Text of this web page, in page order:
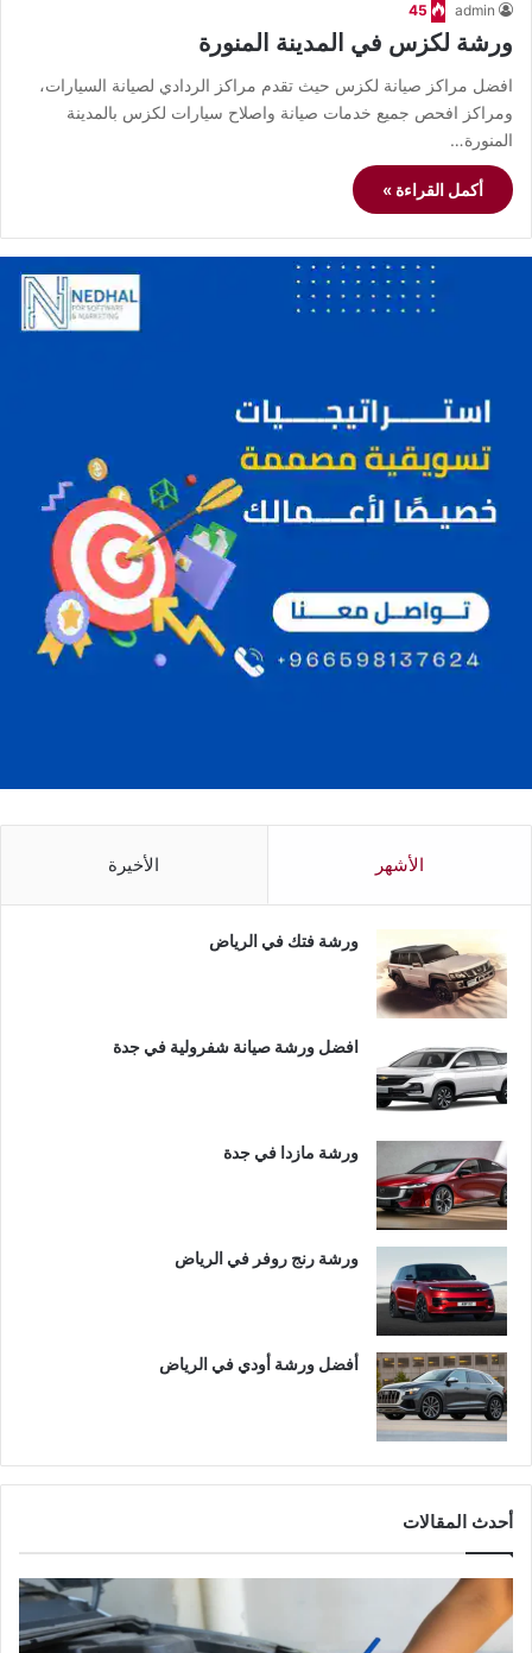
admin
45
ورشة لكزس في المدينة المنورة
افضل مراكز صيانة لكزس حيث تقدم مراكز الردادي لصيانة السيارات،
ومراكز افحص جميع خدمات صيانة واصلاح سيارات لكزس بالمدينة
المنورة…
أكمل القراءة »
الأشهر الأخيرة
ورشة فتك في الرياض
افضل ورشة صيانة شفرولية في جدة
ورشة مازدا في جدة
ورشة رنج روفر في الرياض
أفضل ورشة أودي في الرياض
أحدث المقالات